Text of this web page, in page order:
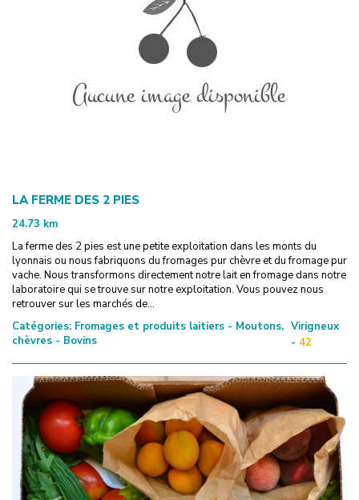
LA FERME DES 2 PIES
24.73 km
La ferme des 2 pies est une petite exploitation dans les monts du
lyonnais ou nous fabriquons du fromages pur chèvre et du fromage pur
vache. Nous transformons directement notre lait en fromage dans notre
laboratoire qui se trouve sur notre exploitation. Vous pouvez nous
retrouver sur les marchés de...
Catégories: Fromages et produits laitiers - Moutons,
chèvres - Bovins
Virigneux
- 42